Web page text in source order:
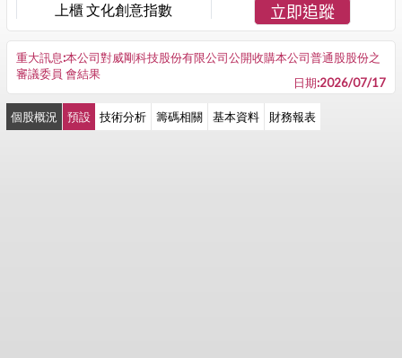
上櫃 文化創意指數 立即追蹤
重大訊息:本公司對威剛科技股份有限公司公開收購本公司普通股股份之
審議委員 會結果
日期:2026/07/17
個股概況 預設 技術分析 籌碼相關 基本資料 財務報表